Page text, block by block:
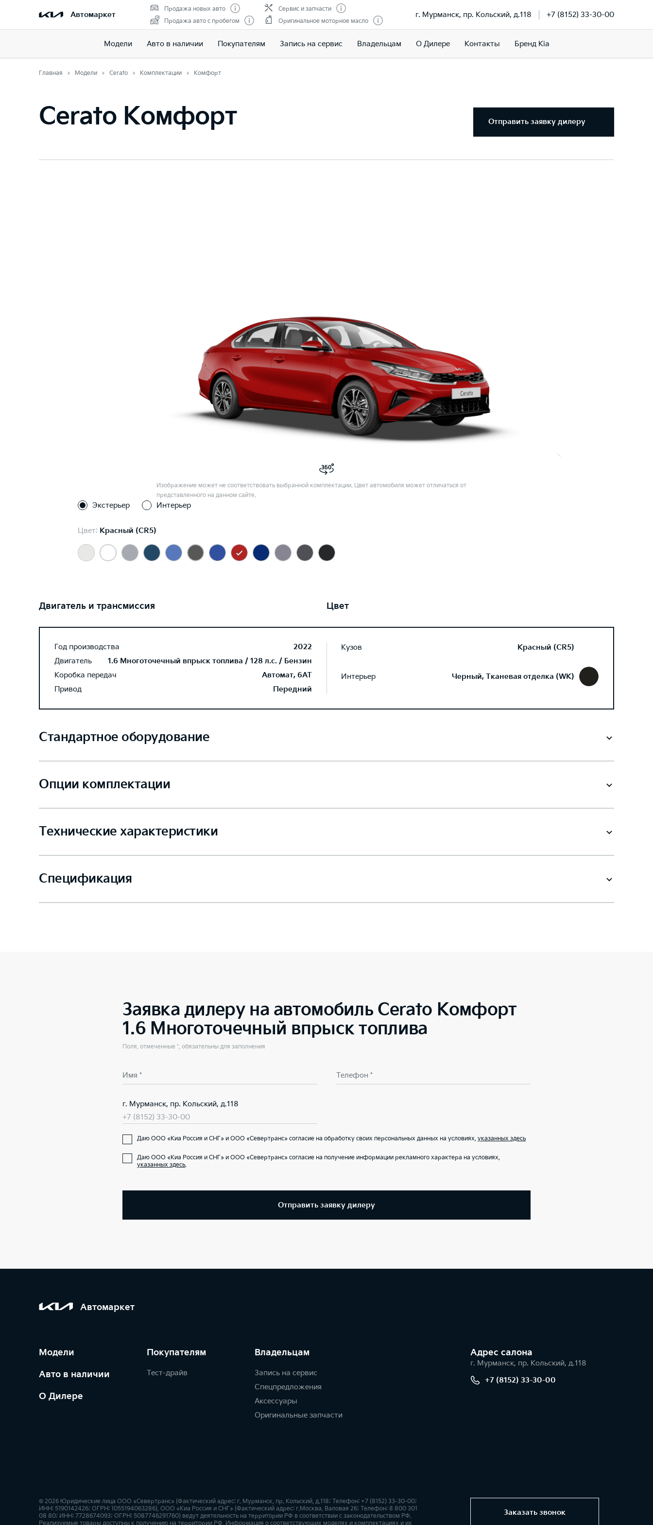
Автомаркет
Продажа новых авто
Продажа авто с пробегом
Сервис и запчасти
Оригинальное моторное масло
г. Мурманск, пр. Кольский, д.118 +7 (8152) 33-30-00
Модели Авто в наличии Покупателям Запись на сервис Владельцам О Дилере Контакты Бренд Kia
Главная Модели Cerato Комплектации Комфорт
Cerato Комфорт Отправить заявку дилеру
Изображение может не соответствовать выбранной комплектации. Цвет автомобиля может отличаться от
представленного на данном сайте.
Экстерьер Интерьер
Цвет: Красный (CR5)
Двигатель и трансмиссия
Год производства
2022
Двигатель
1.6 Многоточечный впрыск топлива / 128 л.с. / Бензин
Коробка передач
Автомат, 6AT
Привод
Передний
Цвет
Кузов Красный (CR5)
Интерьер Черный, Тканевая отделка (WK)
Стандартное оборудование
Опции комплектации
Технические характеристики
Спецификация
Заявка дилеру на автомобиль Cerato Комфорт
1.6 Многоточечный впрыск топлива
Поля, отмеченные *, обязательны для заполнения
Имя * Телефон *
г. Мурманск, пр. Кольский, д.118
+7 (8152) 33-30-00
Даю ООО «Киа Россия и СНГ» и ООО «Севертранс» согласие на обработку своих персональных данных на условиях, указанных здесь
Даю ООО «Киа Россия и СНГ» и ООО «Севертранс» согласие на получение информации рекламного характера на условиях,
указанных здесь.
Отправить заявку дилеру
Автомаркет
Модели
Авто в наличии
О Дилере
Покупателям
Тест-драйв
Владельцам
Запись на сервис
Спецпредложения
Аксессуары
Оригинальные запчасти
Адрес салонa
г. Мурманск, пр. Кольский, д.118
+7 (8152) 33-30-00
Заказать звонок
© 2026 Юридические лица ООО «Севертранс» (Фактический адрес: г. Мурманск, пр. Кольский, д.118; Телефон: +7 (8152) 33-30-00;
ИНН: 5190142426; ОГРН: 1055194063286), ООО «Киа Россия и СНГ» (Фактический адрес: г.Москва, Валовая 26; Телефон: 8 800 301
08 80; ИНН: 7728674093; ОГРН: 5087746291760) ведут деятельность на территории РФ в соответствии с законодательством РФ.
Реализуемые товары доступны к получению на территории РФ. Информация о соответствующих моделях и комплектациях и их